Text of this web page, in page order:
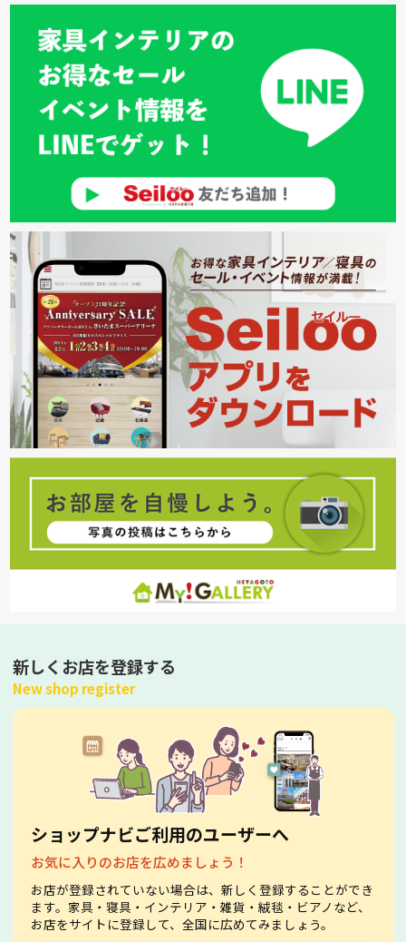
新しくお店を登録する
New shop register
ショップナビご利用のユーザーへ
お気に入りのお店を広めましょう！
お店が登録されていない場合は、新しく登録することができ
ます。家具・寝具・インテリア・雑貨・絨毯・ビアノなど、
お店をサイトに登録して、全国に広めてみましょう。